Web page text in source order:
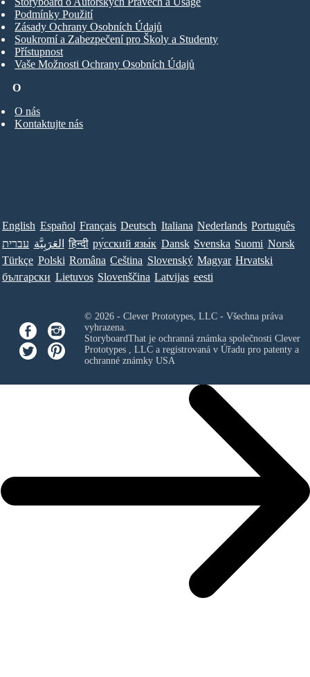
O
O nás
Kontaktujte nás
Podmínky Použití
Zásady Ochrany Osobních Údajů
Soukromí a Zabezpečení pro Školy a Studenty
Přístupnost
Vaše Možnosti Ochrany Osobních Údajů
English Español Français Deutsch Italiana Nederlands Português
עברית العَرَبِيَّة हिन्दी ру́сский язы́к Dansk Svenska Suomi Norsk
Türkçe Polski Româna Ceština Slovenský Magyar Hrvatski
български Lietuvos Slovenščina Latvijas eesti
© 2026 - Clever Prototypes, LLC - Všechna práva
vyhrazena.
StoryboardThat je ochranná známka společnosti Clever
Prototypes , LLCa registrovaná v Úřadu pro patenty a
ochranné známky USA